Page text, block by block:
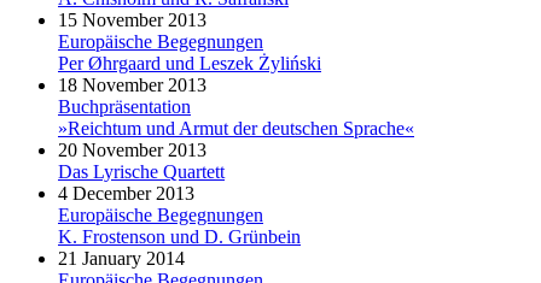
15 November 2013
Europäische Begegnungen
Per Øhrgaard und Leszek Żyliński
18 November 2013
Buchpräsentation
»Reichtum und Armut der deutschen Sprache«
20 November 2013
Das Lyrische Quartett
4 December 2013
Europäische Begegnungen
K. Frostenson und D. Grünbein
21 January 2014